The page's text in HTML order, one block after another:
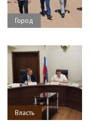
Город
Власть